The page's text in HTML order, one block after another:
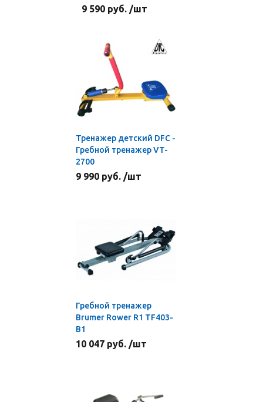
9 590 руб. /шт
Тренажер детский DFC -
Гребной тренажер VT-
2700
9 990 руб. /шт
Гребной тренажер
Brumer Rower R1 TF403-
B1
10 047 руб. /шт